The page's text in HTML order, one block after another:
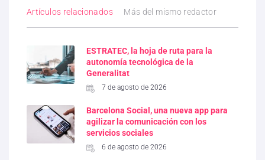
Artículos relacionados Más del mismo redactor
ESTRATEC, la hoja de ruta para la
autonomía tecnológica de la
Generalitat
7 de agosto de 2026
Barcelona Social, una nueva app para
agilizar la comunicación con los
servicios sociales
6 de agosto de 2026